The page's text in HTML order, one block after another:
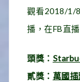
觀看2018/1/
播，在FB直
頭獎：
貳獎： 萬國